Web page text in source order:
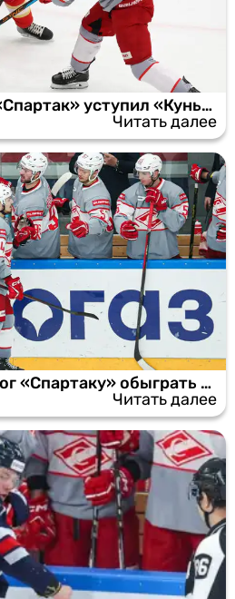
В гостевом матче «Спартак» уступил «Куньлуню»
Читать далее
Дубль Филина помог «Спартаку» обыграть «Автомобилист»
Читать далее